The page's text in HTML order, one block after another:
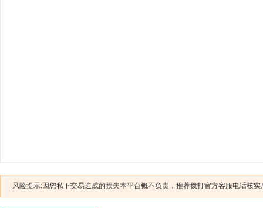
风险提示:因您私下交易造成的损失本平台概不负责，推荐拨打官方客服电话核